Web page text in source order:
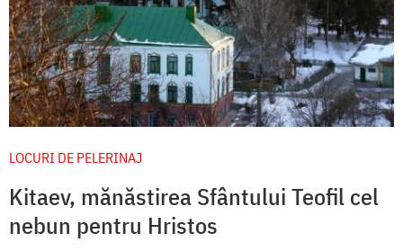
LOCURI DE PELERINAJ
Kitaev, mănăstirea Sfântului Teofil cel
nebun pentru Hristos